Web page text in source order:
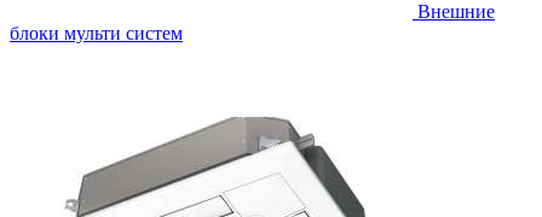
Внешние
блоки мульти систем